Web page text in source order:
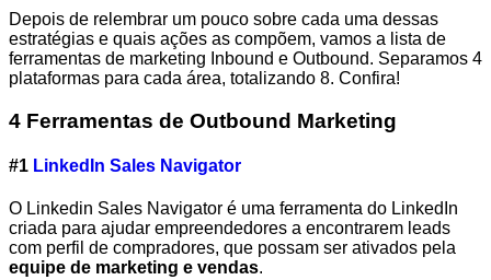
Depois de relembrar um pouco sobre cada uma dessas
estratégias e quais ações as compõem, vamos a lista de
ferramentas de marketing Inbound e Outbound. Separamos 4
plataformas para cada área, totalizando 8. Confira!
4 Ferramentas de Outbound Marketing
#1 LinkedIn Sales Navigator
O Linkedin Sales Navigator é uma ferramenta do LinkedIn
criada para ajudar empreendedores a encontrarem leads
com perfil de compradores, que possam ser ativados pela
equipe de marketing e vendas.